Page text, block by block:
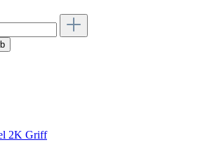
2K Griff